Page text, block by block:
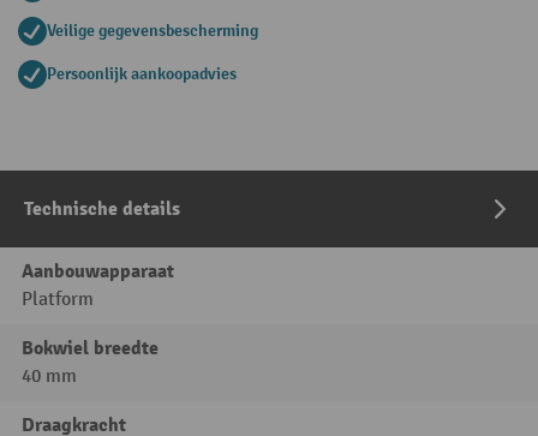
Veilige gegevensbescherming
Persoonlijk aankoopadvies
Technische details
Aanbouwapparaat
Platform
Bokwiel breedte
40 mm
Draagkracht